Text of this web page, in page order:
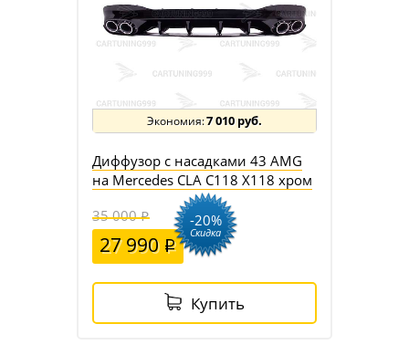
7 010 руб.
Диффузор с насадками 43 AMG
на Mercedes CLA C118 X118 хром
35 000
27 990
-20%
Скидка
Купить